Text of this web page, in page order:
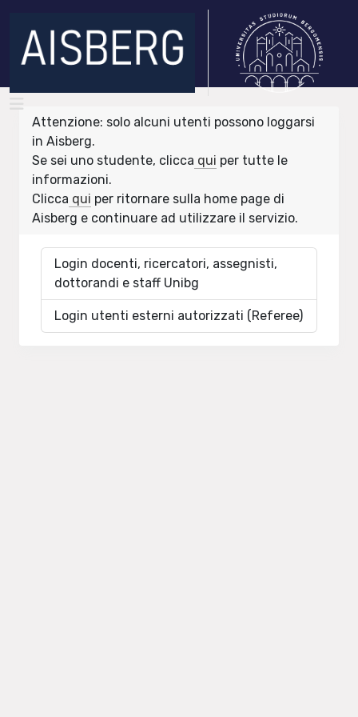
Attenzione: solo alcuni utenti possono loggarsi
in Aisberg.
Se sei uno studente, clicca qui per tutte le
informazioni.
Clicca qui per ritornare sulla home page di
Aisberg e continuare ad utilizzare il servizio.
Login docenti, ricercatori, assegnisti,
dottorandi e staff Unibg
Login utenti esterni autorizzati (Referee)